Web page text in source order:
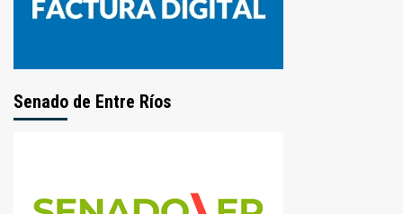
Senado de Entre Ríos